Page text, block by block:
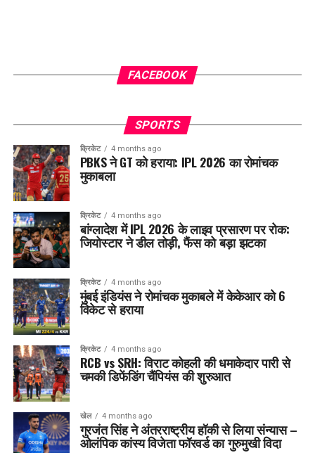
FACEBOOK
SPORTS
क्रिकेट 4 months ago
PBKS ने GT को हराया: IPL 2026 का रोमांचक
मुकाबला
क्रिकेट 4 months ago
बांग्लादेश में IPL 2026 के लाइव प्रसारण पर रोक:
जियोस्टार ने डील तोड़ी, फैंस को बड़ा झटका
क्रिकेट 4 months ago
मुंबई इंडियंस ने रोमांचक मुकाबले में केकेआर को 6
विकेट से हराया
क्रिकेट 4 months ago
RCB vs SRH: विराट कोहली की धमाकेदार पारी से
चमकी डिफेंडिंग चैंपियंस की शुरुआत
खेल 4 months ago
गुरजंत सिंह ने अंतरराष्ट्रीय हॉकी से लिया संन्यास –
ओलंपिक कांस्य विजेता फॉरवर्ड का गुरुमुखी विदा